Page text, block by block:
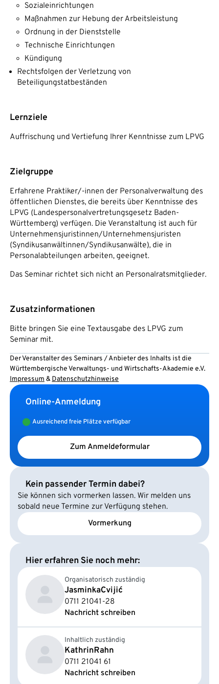
Sozialeinrichtungen
Maßnahmen zur Hebung der Arbeitsleistung
Ordnung in der Dienststelle
Technische Einrichtungen
Kündigung
Rechtsfolgen der Verletzung von
Beteiligungstatbeständen
Lernziele
Auffrischung und Vertiefung Ihrer Kenntnisse zum LPVG
Zielgruppe
Erfahrene Praktiker/-innen der Personalverwaltung des
öffentlichen Dienstes, die bereits über Kenntnisse des
LPVG (Landespersonalvertretungsgesetz Baden-
Württemberg) verfügen. Die Veranstaltung ist auch für
Unternehmensjuristinnen/Unternehmensjuristen
(Syndikusanwältinnen/Syndikusanwälte), die in
Personalabteilungen arbeiten, geeignet.
Das Seminar richtet sich nicht an Personalratsmitglieder.
Zusatzinformationen
Bitte bringen Sie eine Textausgabe des LPVG zum
Seminar mit.
Der Veranstalter des Seminars / Anbieter des Inhalts ist die
Württembergische Verwaltungs- und Wirtschafts-Akademie e.V.
Impressum & Datenschutzhinweise
Online-Anmeldung
Ausreichend freie Plätze verfügbar
Zum Anmeldeformular
Kein passender Termin dabei?
Sie können sich vormerken lassen. Wir melden uns
sobald neue Termine zur Verfügung stehen.
Vormerkung
Hier erfahren Sie noch mehr:
Organisatorisch zuständig
JasminkaCvijić
0711 21041-28
Nachricht schreiben
Inhaltlich zuständig
KathrinRahn
0711 21041 61
Nachricht schreiben